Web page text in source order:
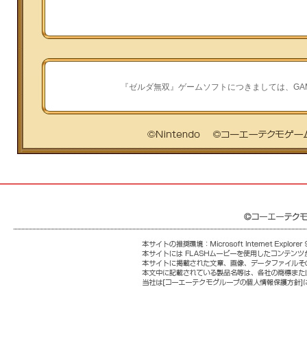
『ゼルダ無双』ゲームソフトにつきましては、